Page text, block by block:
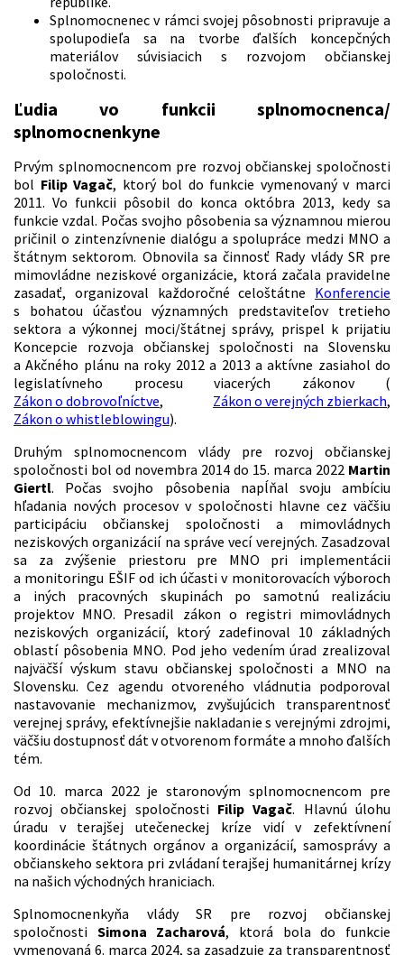
Splnomocnenec v rámci svojej pôsobnosti pripravuje a
spolupodieľa sa na tvorbe ďalších koncepčných
materiálov súvisiacich s rozvojom občianskej
spoločnosti.
Ľudia vo funkcii splnomocnenca/
splnomocnenkyne
Prvým splnomocnencom pre rozvoj občianskej spoločnosti
bol Filip Vagač, ktorý bol do funkcie vymenovaný v marci
2011. Vo funkcii pôsobil do konca októbra 2013, kedy sa
funkcie vzdal. Počas svojho pôsobenia sa významnou mierou
pričinil o zintenzívnenie dialógu a spolupráce medzi MNO a
štátnym sektorom. Obnovila sa činnosť Rady vlády SR pre
mimovládne neziskové organizácie, ktorá začala pravidelne
zasadať, organizoval každoročné celoštátne Konferencie
s bohatou účasťou významných predstaviteľov tretieho
sektora a výkonnej moci/štátnej správy, prispel k prijatiu
Koncepcie rozvoja občianskej spoločnosti na Slovensku
a Akčného plánu na roky 2012 a 2013 a aktívne zasiahol do
legislatívneho procesu viacerých zákonov (
Zákon o dobrovoľníctve, Zákon o verejných zbierkach,
Zákon o whistleblowingu).
Druhým splnomocnencom vlády pre rozvoj občianskej
spoločnosti bol od novembra 2014 do 15. marca 2022 Martin
Giertl. Počas svojho pôsobenia napĺňal svoju ambíciu
hľadania nových procesov v spoločnosti hlavne cez väčšiu
participáciu občianskej spoločnosti a mimovládnych
neziskových organizácií na správe vecí verejných. Zasadzoval
sa za zvýšenie priestoru pre MNO pri implementácii
a monitoringu EŠIF od ich účasti v monitorovacích výboroch
a iných pracovných skupinách po samotnú realizáciu
projektov MNO. Presadil zákon o registri mimovládnych
neziskových organizácií, ktorý zadefinoval 10 základných
oblastí pôsobenia MNO. Pod jeho vedením úrad zrealizoval
najväčší výskum stavu občianskej spoločnosti a MNO na
Slovensku. Cez agendu otvoreného vládnutia podporoval
nastavovanie mechanizmov, zvyšujúcich transparentnosť
verejnej správy, efektívnejšie nakladanie s verejnými zdrojmi,
väčšiu dostupnosť dát v otvorenom formáte a mnoho ďalších
tém.
Od 10. marca 2022 je staronovým splnomocnencom pre
rozvoj občianskej spoločnosti Filip Vagač. Hlavnú úlohu
úradu v terajšej utečeneckej kríze vidí v zefektívnení
koordinácie štátnych orgánov a organizácií, samosprávy a
občianskeho sektora pri zvládaní terajšej humanitárnej krízy
na našich východných hraniciach.
Splnomocnenkyňa vlády SR pre rozvoj občianskej
spoločnosti Simona Zacharová, ktorá bola do funkcie
vymenovaná 6. marca 2024, sa zasadzuje za transparentnosť